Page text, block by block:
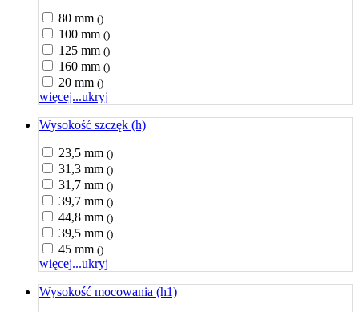
80 mm ()
100 mm ()
125 mm ()
160 mm ()
20 mm ()
więcej...ukryj
Wysokość szczęk (h)
23,5 mm ()
31,3 mm ()
31,7 mm ()
39,7 mm ()
44,8 mm ()
39,5 mm ()
45 mm ()
więcej...ukryj
Wysokość mocowania (h1)